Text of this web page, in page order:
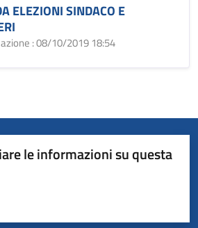
ELEZIONI SINDACO E
: 08/10/2019 18:54
le informazioni su questa
5 stelle su 5
su 5
su 5
5